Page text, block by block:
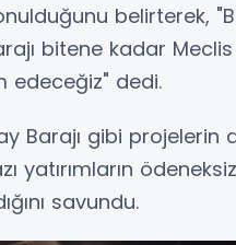
belirterek,
bitene kadar
edeceğiz" dedi.
Barajı gibi projelerin
savundu.